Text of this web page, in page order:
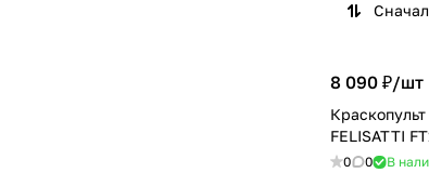
8 090 ₽/шт
FELISATTI
0 0 В